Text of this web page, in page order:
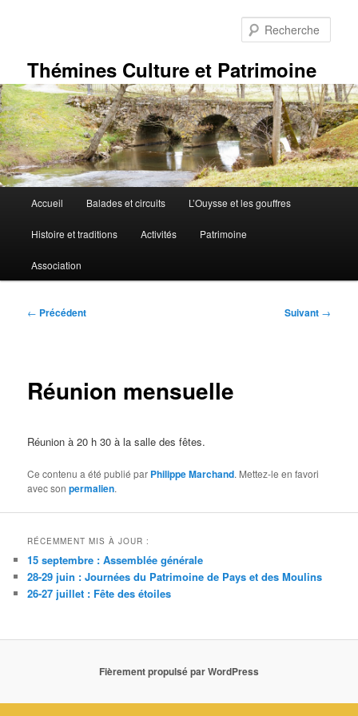
Thémines Culture et Patrimoine
principal
Accueil Balades et circuits L’Ouysse et les gouffres
Histoire et traditions Activités Patrimoine
Association
Navigation
← Précédent Suivant →
Réunion mensuelle
Réunion à 20 h 30 à la salle des fêtes.
Ce contenu a été publié par Philippe Marchand. Mettez-le en favori
avec sonpermalien.
RÉCEMMENT MIS À JOUR :
15 septembre : Assemblée générale
28-29 juin : Journées du Patrimoine de Pays et des Moulins
26-27 juillet : Fête des étoiles
Fièrement propulsé par WordPress